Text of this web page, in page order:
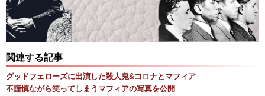
関連する記事
グッドフェローズに出演した殺人鬼&コロナとマフィア
不謹慎ながら笑ってしまうマフィアの写真を公開